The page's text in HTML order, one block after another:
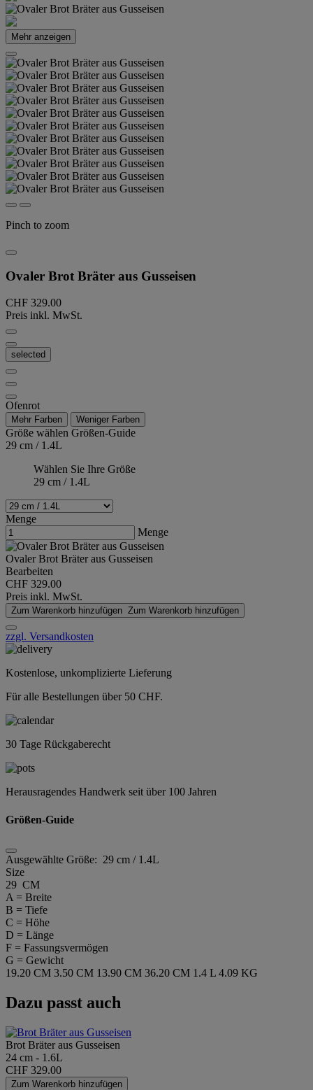
Mehr anzeigen
Pinch to zoom
Ovaler Brot Bräter aus Gusseisen
CHF 329.00
Preis inkl. MwSt.
selected
Ofenrot
Mehr Farben Weniger Farben
Größe wählen Größen-Guide
29 cm / 1.4L
Wählen Sie Ihre Größe
29 cm / 1.4L
Menge
Menge
Ovaler Brot Bräter aus Gusseisen
Bearbeiten
CHF 329.00
Preis inkl. MwSt.
Zum Warenkorb hinzufügen Zum Warenkorb hinzufügen
zzgl. Versandkosten
Kostenlose, unkomplizierte Lieferung
Für alle Bestellungen über 50 CHF.
30 Tage Rückgaberecht
Herausragendes Handwerk seit über 100 Jahren
Größen-Guide
Ausgewählte Größe: 29 cm / 1.4L
Size
29 CM
A = Breite
B = Tiefe
C = Höhe
D = Länge
F = Fassungsvermögen
G = Gewicht
19.20 CM 3.50 CM 13.90 CM 36.20 CM 1.4 L 4.09 KG
Dazu passt auch
Brot Bräter aus Gusseisen
24 cm - 1.6L
CHF 329.00
Zum Warenkorb hinzufügen